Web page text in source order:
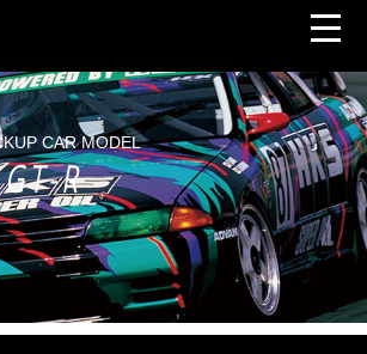
CAR MODEL
R